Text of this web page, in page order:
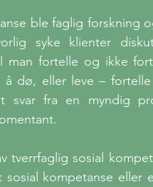
ble faglig forskning
syke klienter
man fortelle og ikke
å dø, eller leve –
svar fra en myndig
tverrfaglig sosial
sosial kompetanse